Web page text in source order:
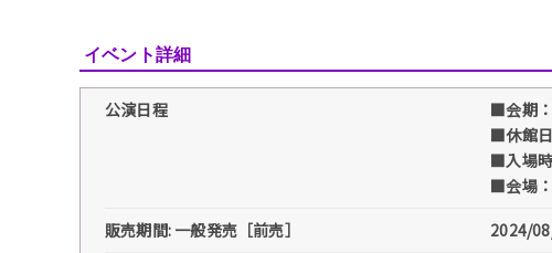
イベント詳細
公演日程
■会期
■休館
■入場
■会場
販売期間: 一般発売［前売］
2024/